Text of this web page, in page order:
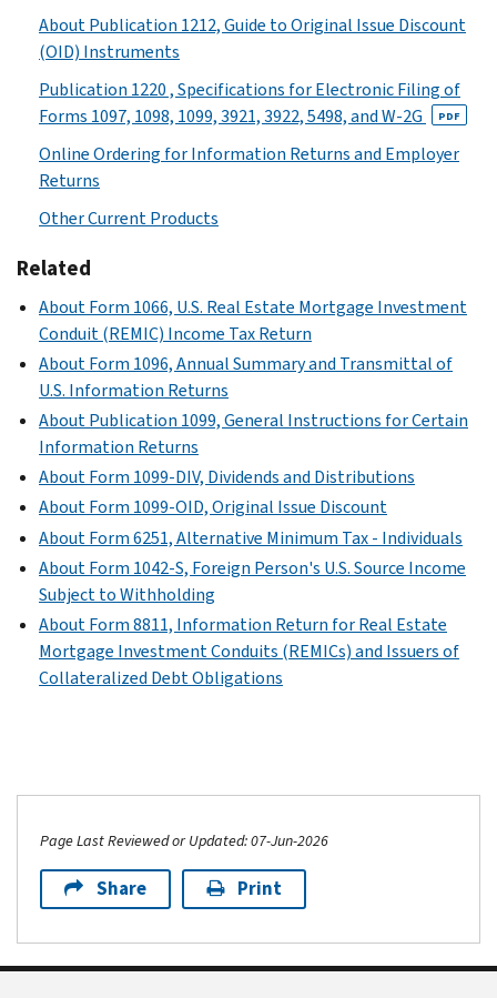
About Publication 1212, Guide to Original Issue Discount
(OID) Instruments
Publication 1220 , Specifications for Electronic Filing of
Forms 1097, 1098, 1099, 3921, 3922, 5498, and W-2G
PDF
Online Ordering for Information Returns and Employer
Returns
Other Current Products
Related
About Form 1066, U.S. Real Estate Mortgage Investment
Conduit (REMIC) Income Tax Return
About Form 1096, Annual Summary and Transmittal of
U.S. Information Returns
About Publication 1099, General Instructions for Certain
Information Returns
About Form 1099-DIV, Dividends and Distributions
About Form 1099-OID, Original Issue Discount
About Form 6251, Alternative Minimum Tax - Individuals
About Form 1042-S, Foreign Person's U.S. Source Income
Subject to Withholding
About Form 8811, Information Return for Real Estate
Mortgage Investment Conduits (REMICs) and Issuers of
Collateralized Debt Obligations
Page Last Reviewed or Updated: 07-Jun-2026
Share Print